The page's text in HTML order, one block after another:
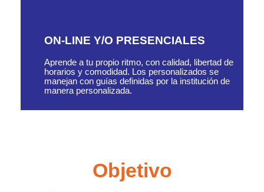
ON-LINE Y/O PRESENCIALES
Aprende a tu propio ritmo, con calidad, libertad de
horarios y comodidad. Los personalizados se
manejan con guías definidas por la institución de
manera personalizada.
Objetivo